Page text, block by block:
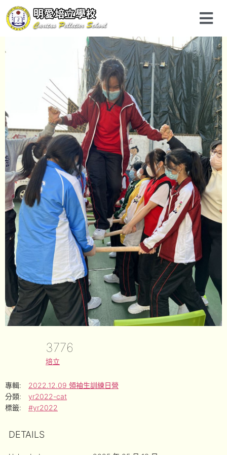
3776
培立
專輯:
2022.12.09 領袖生訓練日營
分類:
yr2022-cat
標籤:
#yr2022
DETAILS